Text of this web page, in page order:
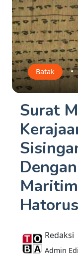
Batak •
Surat
Redaksi
Admin